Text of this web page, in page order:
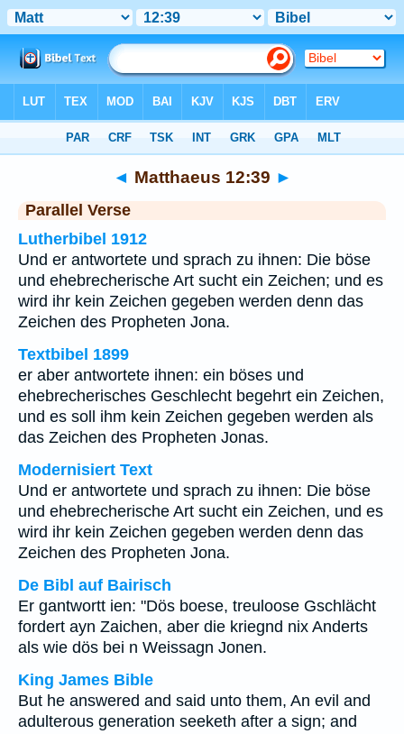
◄ Matthaeus 12:39 ►
Parallel Verse
Lutherbibel 1912
Und er antwortete und sprach zu ihnen: Die böse
und ehebrecherische Art sucht ein Zeichen; und es
wird ihr kein Zeichen gegeben werden denn das
Zeichen des Propheten Jona.
Textbibel 1899
er aber antwortete ihnen: ein böses und
ehebrecherisches Geschlecht begehrt ein Zeichen,
und es soll ihm kein Zeichen gegeben werden als
das Zeichen des Propheten Jonas.
Modernisiert Text
Und er antwortete und sprach zu ihnen: Die böse
und ehebrecherische Art sucht ein Zeichen, und es
wird ihr kein Zeichen gegeben werden denn das
Zeichen des Propheten Jona.
De Bibl auf Bairisch
Er gantwortt ien: "Dös boese, treuloose Gschlächt
fordert ayn Zaichen, aber die kriegnd nix Anderts
als wie dös bei n Weissagn Jonen.
King James Bible
But he answered and said unto them, An evil and
adulterous generation seeketh after a sign; and